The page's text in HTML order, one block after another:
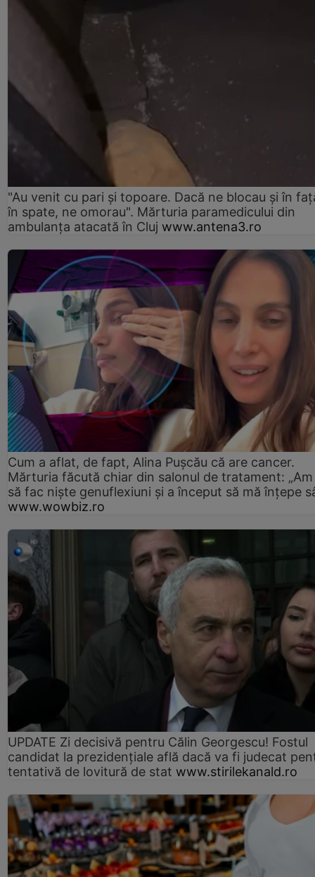
"Au venit cu pari și topoare. Dacă ne blocau şi în
în spate, ne omorau". Mărturia paramedicului din
ambulanţa atacată în Cluj www.antena3.ro
Cum a aflat, de fapt, Alina Pușcău că are cancer.
Mărturia făcută chiar din salonul de tratament:
să fac niște genuflexiuni și a început să mă înțepe
www.wowbiz.ro
UPDATE Zi decisivă pentru Călin Georgescu! Fostul
candidat la prezidențiale află dacă va fi judecat
tentativă de lovitură de stat www.stirilekanald.ro